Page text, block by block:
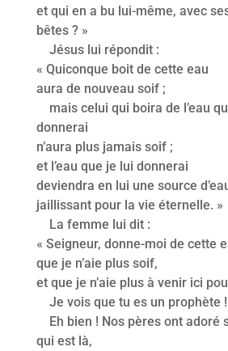
et qui en a bu lui-même, avec
bêtes ? »
Jésus lui répondit :
« Quiconque boit de cette eau
aura de nouveau soif ;
mais celui qui boira de l’eau
donnerai
n’aura plus jamais soif ;
et l’eau que je lui donnerai
deviendra en lui une source
jaillissant pour la vie éternelle. »
La femme lui dit :
« Seigneur, donne-moi de cette
que je n’aie plus soif,
et que je n’aie plus à venir ici
Je vois que tu es un prophète
Eh bien ! Nos pères ont adoré
qui est là,